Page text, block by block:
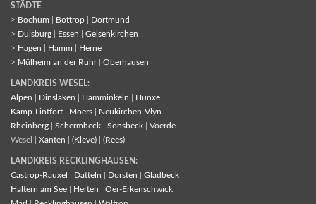
STÄDTE
> Bochum Bottrop
Dortmund
> Duisburg Essen
Gelsenkirchen
> Hagen Hamm
Herne
> Mülheim an der Ruhr| Oberhausen
LANDKREIS WESEL:
Alpen
Dinslaken Hamminkeln
Hünxe
Kamp-Lintfort
Moers
Neukirchen-Vlyn
Rheinberg
Schermbeck Sonsbeck
Voerde
Wesel | Xanten (Kleve) (Rees)
LANDKREIS RECKLINGHAUSEN:
Castrop-Rauxel
Datteln Dorsten
Gladbeck
Haltern am See
Herten
Oer-Erkenschwick